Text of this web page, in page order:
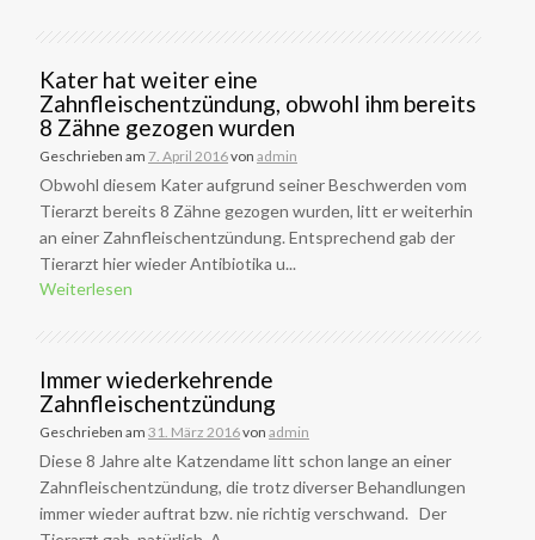
Kater hat weiter eine
Zahnfleischentzündung, obwohl ihm bereits
8 Zähne gezogen wurden
Geschrieben am 7. April 2016von admin
Obwohl diesem Kater aufgrund seiner Beschwerden vom
Tierarzt bereits 8 Zähne gezogen wurden, litt er weiterhin
an einer Zahnfleischentzündung. Entsprechend gab der
Tierarzt hier wieder Antibiotika u...
Weiterlesen
Immer wiederkehrende
Zahnfleischentzündung
Geschrieben am 31. März 2016von admin
Diese 8 Jahre alte Katzendame litt schon lange an einer
Zahnfleischentzündung, die trotz diverser Behandlungen
immer wieder auftrat bzw. nie richtig verschwand. Der